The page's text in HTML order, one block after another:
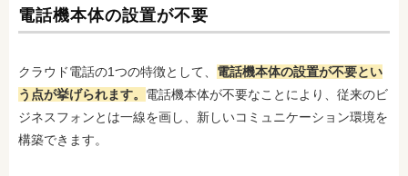
電話機本体の設置が不要
クラウド電話の1つの特徴として、 電話機本体の設置が不要とい
う点が挙げられます。 電話機本体が不要なことにより、従来のビ
ジネスフォンとは一線を画し、新しいコミュニケーション環境を
構築できます。